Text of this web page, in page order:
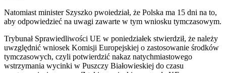
Natomiast minister Szyszko pwoiedział, że Polska ma 15 dni na to,
aby odpowiedzieć na uwagi zawarte w tym wniosku tymczasowym.
Trybunał Sprawiedliwości UE w poniedziałek stwierdził, że należy
uwzględnić wniosek Komisji Europejskiej o zastosowanie środków
tymczasowych, czyli potwierdzić nakaz natychmiastowego
wstrzymania wycinki w Puszczy Białowieskiej do czasu